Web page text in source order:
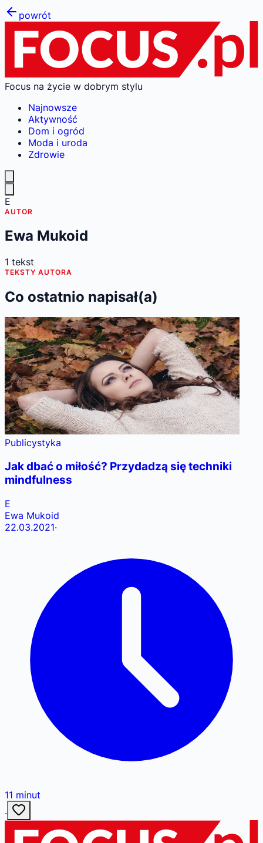
powrót
Focus na życie w dobrym stylu
Najnowsze
Aktywność
Dom i ogród
Moda i uroda
Zdrowie
E
AUTOR
Ewa Mukoid
1 tekst
TEKSTY AUTORA
Co ostatnio napisał(a)
Publicystyka
Jak dbać o miłość? Przydadzą się techniki
mindfulness
E
Ewa Mukoid
22.03.2021·
11 minut
·